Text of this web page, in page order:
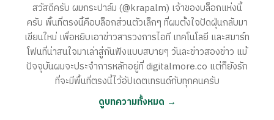
สวัสดีครับ ผมกระปาล์ม (@krapalm) เจ้าของบล็อกแห่งนี้
ครับ พื้นที่ตรงนี้คือบล็อกส่วนตัวเล็กๆ ที่ผมตั้งใจปัดฝุ่นกลับมา
เขียนใหม่ เพื่อหยิบเอาข่าวสารวงการไอที เทคโนโลยี และสมาร์ท
โฟนที่น่าสนใจมาเล่าสู่กันฟังแบบสบายๆ วันละข่าวสองข่าว แม้
ปัจจุบันผมจะประจำการหลักอยู่ที่ digitalmore.co แต่ก็ยังรัก
ที่จะมีพื้นที่ตรงนี้ไว้อัปเดตเทรนด์กับทุกคนครับ
ดูบทความทั้งหมด →